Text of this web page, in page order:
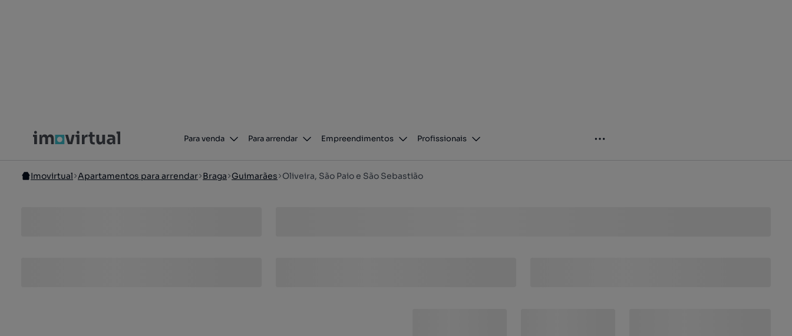
Para venda Para arrendar Empreendimentos Profissionais
Imovirtual Apartamentos para arrendar Braga Guimarães Oliveira, São Paio e São Sebastião